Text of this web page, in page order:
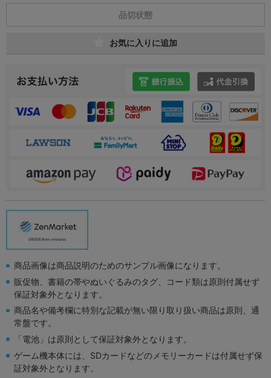
品切状態
お気に入りに追加
商品画像は商品説明のためのサンプル画像になります。
販促物、書籍の帯やぬいぐるみのタグ、コード類は原則付属せず
保証対象外となります。
商品名や備考欄に特別な記載が無い限り取り扱い商品は原則、通
常盤です。
「電池」は原則として保証対象外となります。
ゲーム機本体には、SDカードなどのメモリーカードは付属せず保
証対象外となります。